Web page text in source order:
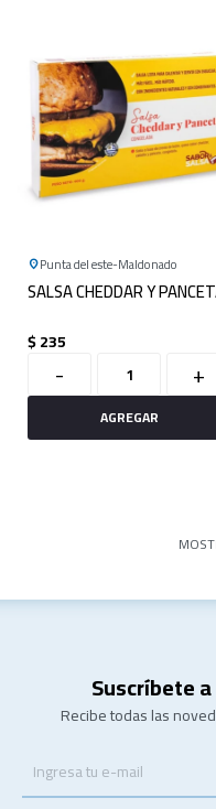
Punta del este Maldonado
SALSA CHEDDAR Y
$235
- +
Suscríbete
Recibe todas las